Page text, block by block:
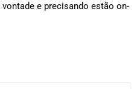
e precisando estão on-